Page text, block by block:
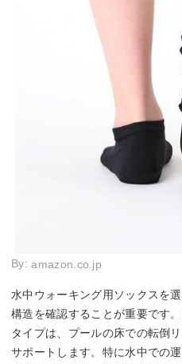
By:amazon.co.jp
水中ウォーキング用ソックスを
構造を確認することが重要です
タイプは、プールの床での転倒
サポートします。特に水中での